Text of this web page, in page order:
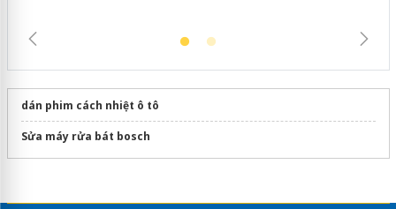
dán phim cách nhiệt ô tô
Sửa máy rửa bát bosch